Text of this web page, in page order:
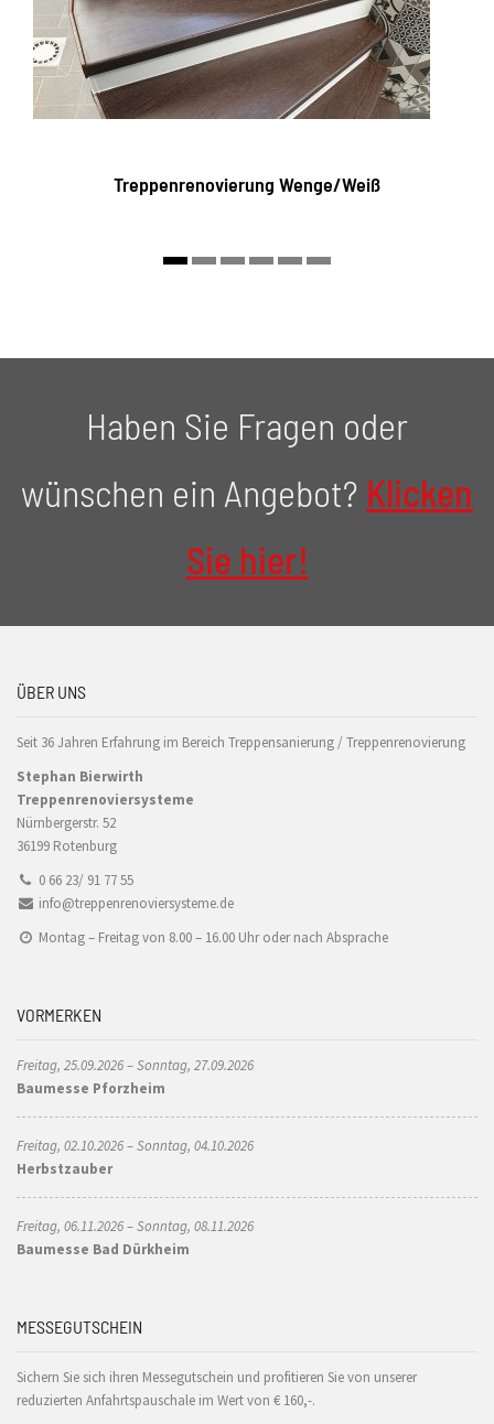
Treppenrenovierung Wenge/Weiß
Haben Sie Fragen oder
wünschen ein Angebot? Klicken
Sie hier!
ÜBER UNS
Seit 36 Jahren Erfahrung im Bereich Treppensanierung / Treppenrenovierung
Stephan Bierwirth
Treppenrenoviersysteme
Nürnbergerstr. 52
36199 Rotenburg
0 66 23/ 91 77 55
info@treppenrenoviersysteme.de
Montag – Freitag von 8.00 – 16.00 Uhr oder nach Absprache
VORMERKEN
Freitag, 25.09.2026 – Sonntag, 27.09.2026
Baumesse Pforzheim
Freitag, 02.10.2026 – Sonntag, 04.10.2026
Herbstzauber
Freitag, 06.11.2026 – Sonntag, 08.11.2026
Baumesse Bad Dürkheim
MESSEGUTSCHEIN
Sichern Sie sich ihren Messegutschein und profitieren Sie von unserer
reduzierten Anfahrtspauschale im Wert von € 160,-.